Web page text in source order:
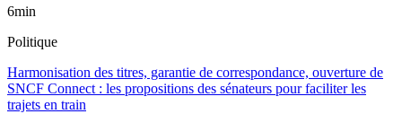
6min
Politique
Harmonisation des titres, garantie de correspondance, ouverture de
SNCF Connect : les propositions des sénateurs pour faciliter les
trajets en train